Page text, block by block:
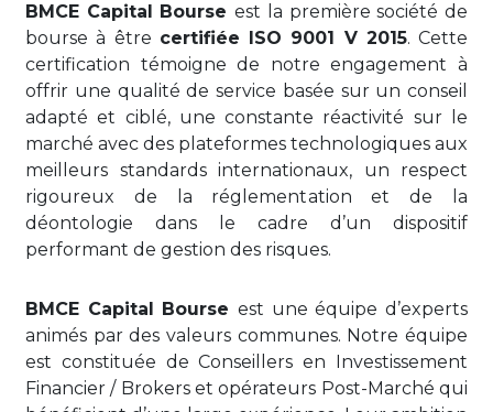
BMCE Capital Bourseest la première société de
bourse à être certifiée ISO 9001 V 2015. Cette
certification témoigne de notre engagement à
offrir une qualité de service basée sur un conseil
adapté et ciblé, une constante réactivité sur le
marché avec des plateformes technologiques aux
meilleurs standards internationaux, un respect
rigoureux de la réglementation et de la
déontologie dans le cadre d’un dispositif
performant de gestion des risques.
BMCE Capital Bourse est une équipe d’experts
animés par des valeurs communes. Notre équipe
est constituée de Conseillers en Investissement
Financier / Brokers et opérateurs Post-Marché qui